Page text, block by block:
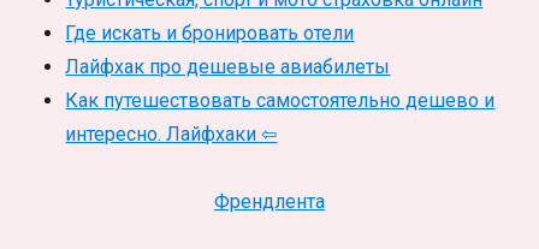
Где искать и бронировать отели
Лайфхак про дешевые авиабилеты
Как путешествовать самостоятельно дешево и
интересно. Лайфхаки ⇦
Френдлента